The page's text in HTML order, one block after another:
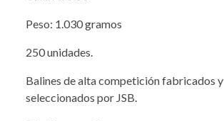
Peso: 1.030 gramos
250 unidades.
Balines de alta competición fabricados y
seleccionados por JSB.